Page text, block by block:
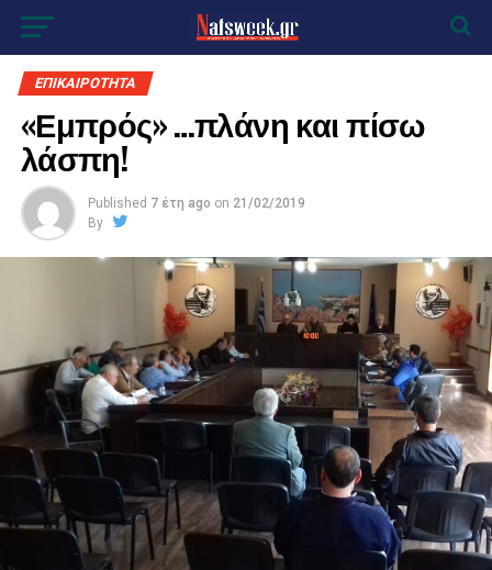
ΕΠΙΚΑΙΡΟΤΗΤΑ
«Εμπρός» …πλάνη και πίσω
λάσπη!
Published 7 έτη ago on 21/02/2019
By